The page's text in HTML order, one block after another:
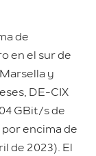
de
en el sur de
y
DE-CIX
GBit/s de
encima de
de 2023). El